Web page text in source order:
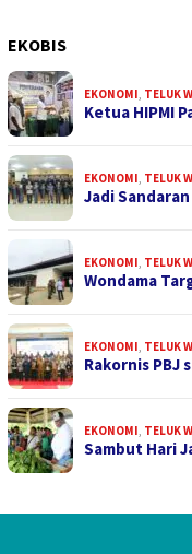
EKOBIS
EKONOMI, TELUK
Ketua HIPMI
EKONOMI, TELUK
Jadi
EKONOMI, TELUK
Wondama
EKONOMI, TELUK
Rakornis PBJ
EKONOMI, TELUK
Sambut Hari